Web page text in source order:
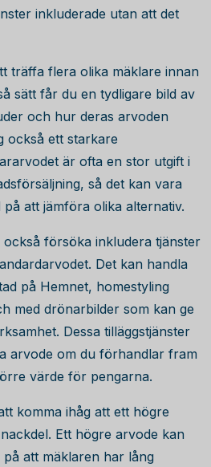
inkluderade utan att det
träffa flera olika mäklare innan
sätt får du en tydligare bild av
och hur deras arvoden
också ett starkare
är ofta en stor utgift i
så det kan vara
att jämföra olika alternativ.
försöka inkludera tjänster
Det kan handla
på Hemnet, homestyling
med drönarbilder som kan ge
Dessa tilläggstjänster
arvode om du förhandlar fram
värde för pengarna.
komma ihåg att ett högre
Ett högre arvode kan
att mäklaren har lång